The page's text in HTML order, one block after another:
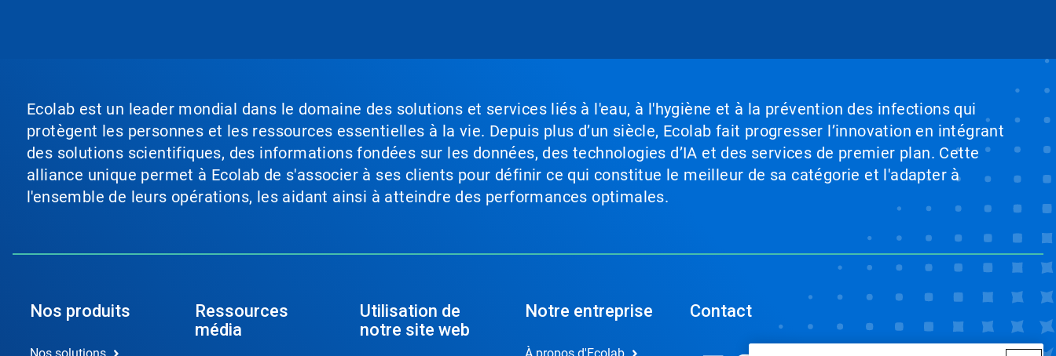
Ecolab est un leader mondial dans le domaine des solutions et services liés à l'eau, à l'hygiène et à la prévention des infections qui
protègent les personnes et les ressources essentielles à la vie. Depuis plus d’un siècle, Ecolab fait progresser l’innovation en intégrant
des solutions scientifiques, des informations fondées sur les données, des technologies d’IA et des services de premier plan. Cette
alliance unique permet à Ecolab de s'associer à ses clients pour définir ce qui constitue le meilleur de sa catégorie et l'adapter à
l'ensemble de leurs opérations, les aidant ainsi à atteindre des performances optimales.
Nos produits
Ressources
média
Utilisation de
notre site web
Notre entreprise Contact